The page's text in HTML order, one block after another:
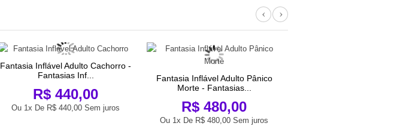
Fantasia Inflável Adulto Cachorro -
Fantasias Inf...
R$ 440,00
Ou 1x De R$ 440,00 Sem juros
Fantasia Inflável Adulto Pânico
Morte - Fantasias...
R$ 480,00
Ou 1x De R$ 480,00 Sem juros
Previous
Next